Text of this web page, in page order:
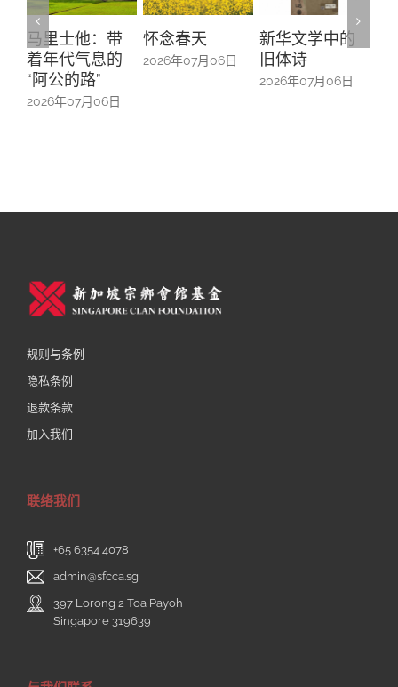
：带
息的
06日
怀念春天
2026年07月06日
新华文学中的
旧体诗
2026年07月06日
螺钿留芳：碧
山亭贺仪镜框
中的百业记忆
规则与条例
隐私条例
退款条款
加入我们
联络我们
+65 6354 4078
admin@sfcca.sg
397 Lorong 2 Toa Payoh
Singapore 319639